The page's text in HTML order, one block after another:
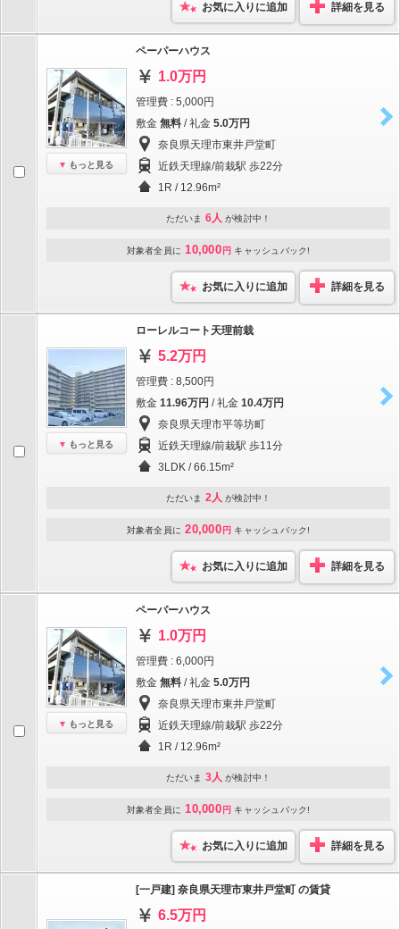
お気に入りに追加 詳細を見る
もっと見る
ペーパーハウス
1.0万円
管理費 : 5,000円
敷金 無料 / 礼金 5.0万円
奈良県天理市東井戸堂町
近鉄天理線/前栽駅 歩22分
1R / 12.96m²
ただいま 6人 が検討中！
対象者全員に 10,000 円 キャッシュバック!
お気に入りに追加 詳細を見る
もっと見る
ローレルコート天理前栽
5.2万円
管理費 : 8,500円
敷金 11.96万円 / 礼金 10.4万円
奈良県天理市平等坊町
近鉄天理線/前栽駅 歩11分
3LDK / 66.15m²
ただいま 2人 が検討中！
対象者全員に 20,000 円 キャッシュバック!
お気に入りに追加 詳細を見る
もっと見る
ペーパーハウス
1.0万円
管理費 : 6,000円
敷金 無料 / 礼金 5.0万円
奈良県天理市東井戸堂町
近鉄天理線/前栽駅 歩22分
1R / 12.96m²
ただいま 3人 が検討中！
対象者全員に 10,000 円 キャッシュバック!
お気に入りに追加 詳細を見る
[一戸建] 奈良県天理市東井戸堂町 の賃貸
6.5万円